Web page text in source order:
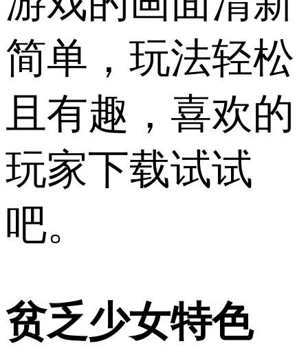
简单，玩法轻松
且有趣，喜欢的
玩家下载试试
吧。
贫乏少女特色